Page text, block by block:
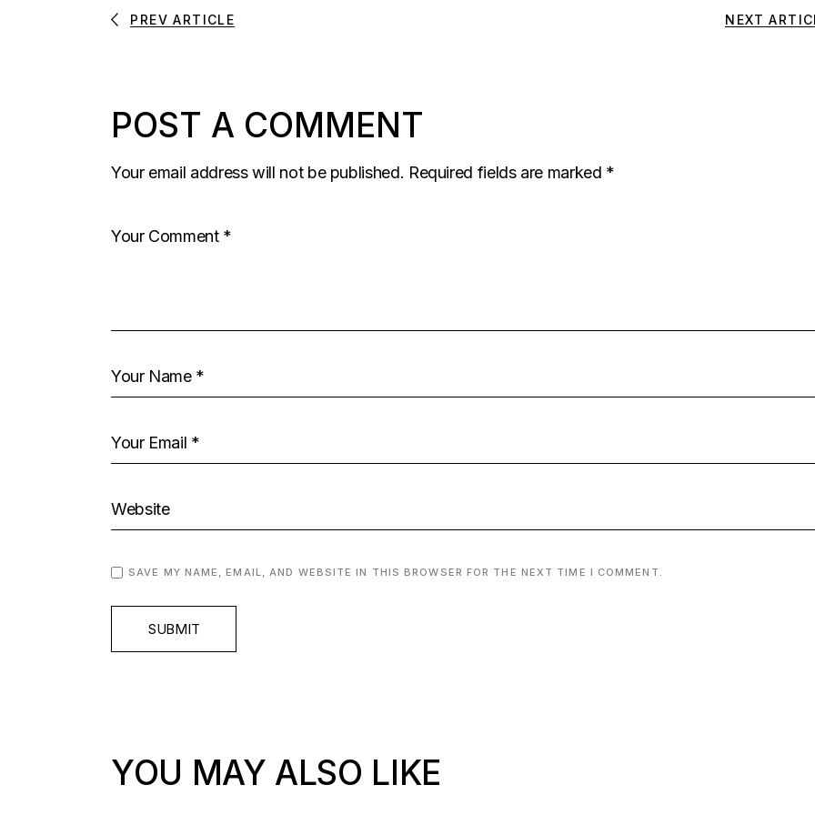
PREV ARTICLE NEXT
POST A COMMENT
Your email address will not be published. Required fields are marked *
SAVE MY NAME, EMAIL, AND WEBSITE IN THIS BROWSER FOR THE NEXT TIME I COMMENT.
SUBMIT
YOU MAY ALSO LIKE